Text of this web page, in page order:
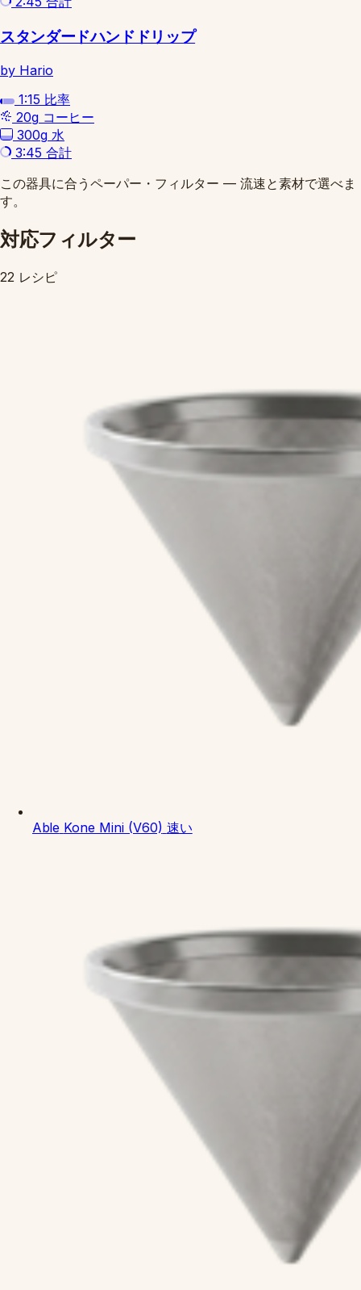
スタンダードハンドドリップ
by Hario
1:15 比率
20g コーヒー
300g 水
3:45 合計
この器具に合うペーパー・フィルター — 流速と素材で選べま
す。
対応フィルター
22 レシピ
Able Kone Mini (V60) 速い